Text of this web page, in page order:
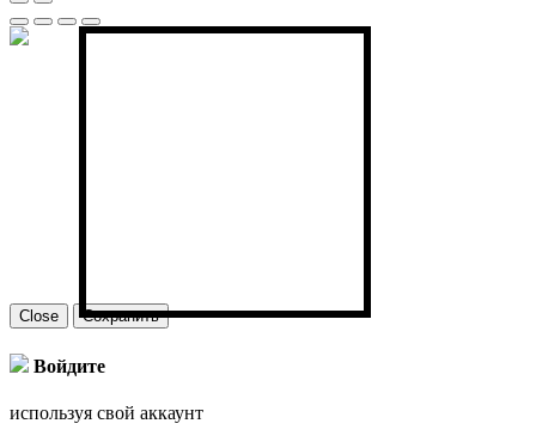
Close Сохранить
Войдите
используя свой аккаунт